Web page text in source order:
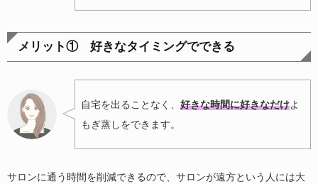
メリット① 好きなタイミングでできる
自宅を出ることなく、 好きな時間に好きなだけよ
もぎ蒸しをできます。
サロンに通う時間を削減できるので、サロンが遠方という人には大